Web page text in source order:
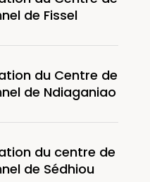
de Fissel
du Centre de
de Ndiaganiao
du centre de
de Sédhiou